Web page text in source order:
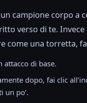
campione corpo a
verso di te.
come una torretta,
attacco di base.
dopo, fai clic
un po’.